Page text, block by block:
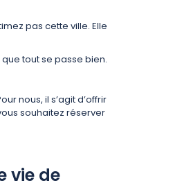
pas cette ville. Elle
tout se passe bien.
nous, il s’agit d’offrir
souhaitez réserver
vie de